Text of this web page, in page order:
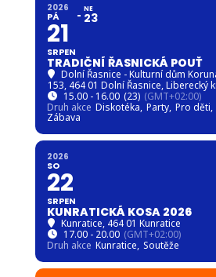
2026
PÁ
21
SRPEN
NE
23
TRADIČNÍ ŘASNICKÁ POUŤ
Dolní Řasnice - Kulturní dům
153, 464 01 Dolní Řasnice, Liberecký
15.00 - 16.00 (23) (GMT+02:00)
Druh akce Diskotéka, Party, Pro děti,
Zábava
2026
SO
22
SRPEN
KUNRATICKÁ KOSA 2026
Kunratice, 464 01 Kunratice
17.00 - 20.00 (GMT+02:00)
Druh akce Kunratice, Soutěže